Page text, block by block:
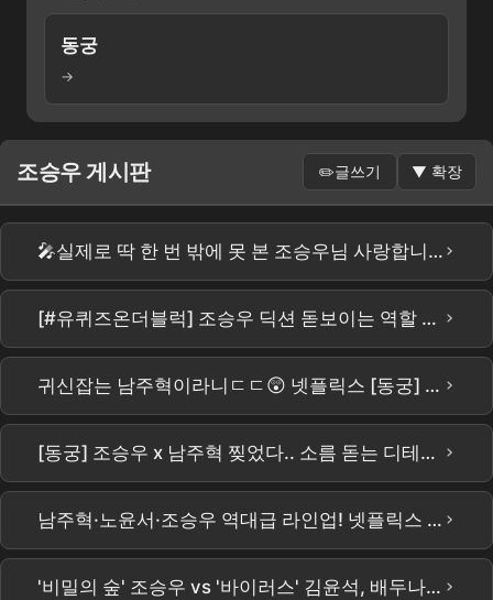
동궁
→
조승우 게시판 ✏️글쓰기 ▼ 확장
🎤실제로 딱 한 번 밖에 못 본 조승우님 사랑합니다✨.#결혼식 #결혼식사회자 #웨딩 #사회자 #진행 #사회 #mc #결혼 #조승우 #내부자들 #타짜 #예림이 #비밀의숲 ›
[#유퀴즈온더블럭] 조승우 딕션 돋보이는 역할 1티어 ㄷㄷ 조승우가 직접 밝힌 〈비밀의 숲〉 황시목 연기 비하인드🤫🌳 ›
귀신잡는 남주혁이라니ㄷㄷ😲 넷플릭스 [동궁] 티저 예고편 공개 #남주혁 #노윤서 #조승우 #장영남 #namjoohyuk ›
[동궁] 조승우 x 남주혁 찢었다.. 소름 돋는 디테일ㄷㄷ 넷플릭스 신작 [동궁] 티저 정밀 분석!이건 재미있는 건 다 있는데??? #the east palace #netflix ›
남주혁·노윤서·조승우 역대급 라인업! 넷플릭스 오컬트 사극 '동궁' 내달 17일 공개 #동궁 #넷플릭스 #남주혁 #노윤서 #조승우 ›
'비밀의 숲' 조승우 vs '바이러스' 김윤석, 배두나의 선택은? 💦 ｜ Bae Doo Na / MTN STAR ›